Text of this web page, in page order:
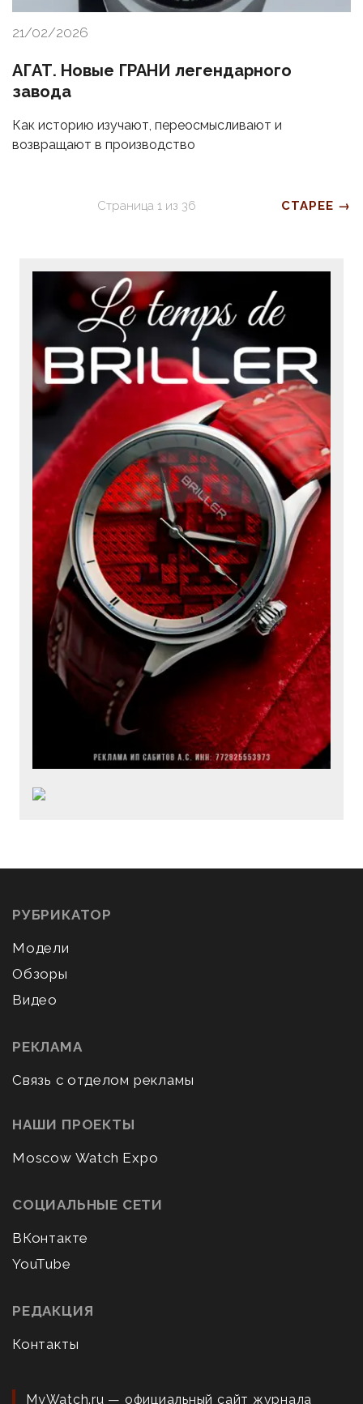
21/02/2026
АГАТ. Новые ГРАНИ легендарного
завода
Как историю изучают, переосмысливают и
возвращают в производство
Страница 1 из 36 СТАРЕЕ →
РУБРИКАТОР
Модели
Обзоры
Видео
РЕКЛАМА
Связь с отделом рекламы
НАШИ ПРОЕКТЫ
Moscow Watch Expo
СОЦИАЛЬНЫЕ СЕТИ
ВКонтакте
YouTube
РЕДАКЦИЯ
Контакты
MyWatch.ru — официальный сайт журнала